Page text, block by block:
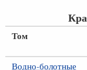
Том
Водно-болотные